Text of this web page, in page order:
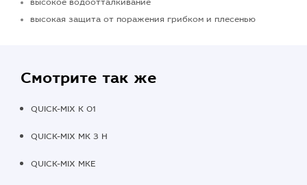
высокая защита от поражения грибком и плесенью
Смотрите так же
QUICK-MIX K 01
QUICK-MIX MK 3 H
QUICK-MIX MKE